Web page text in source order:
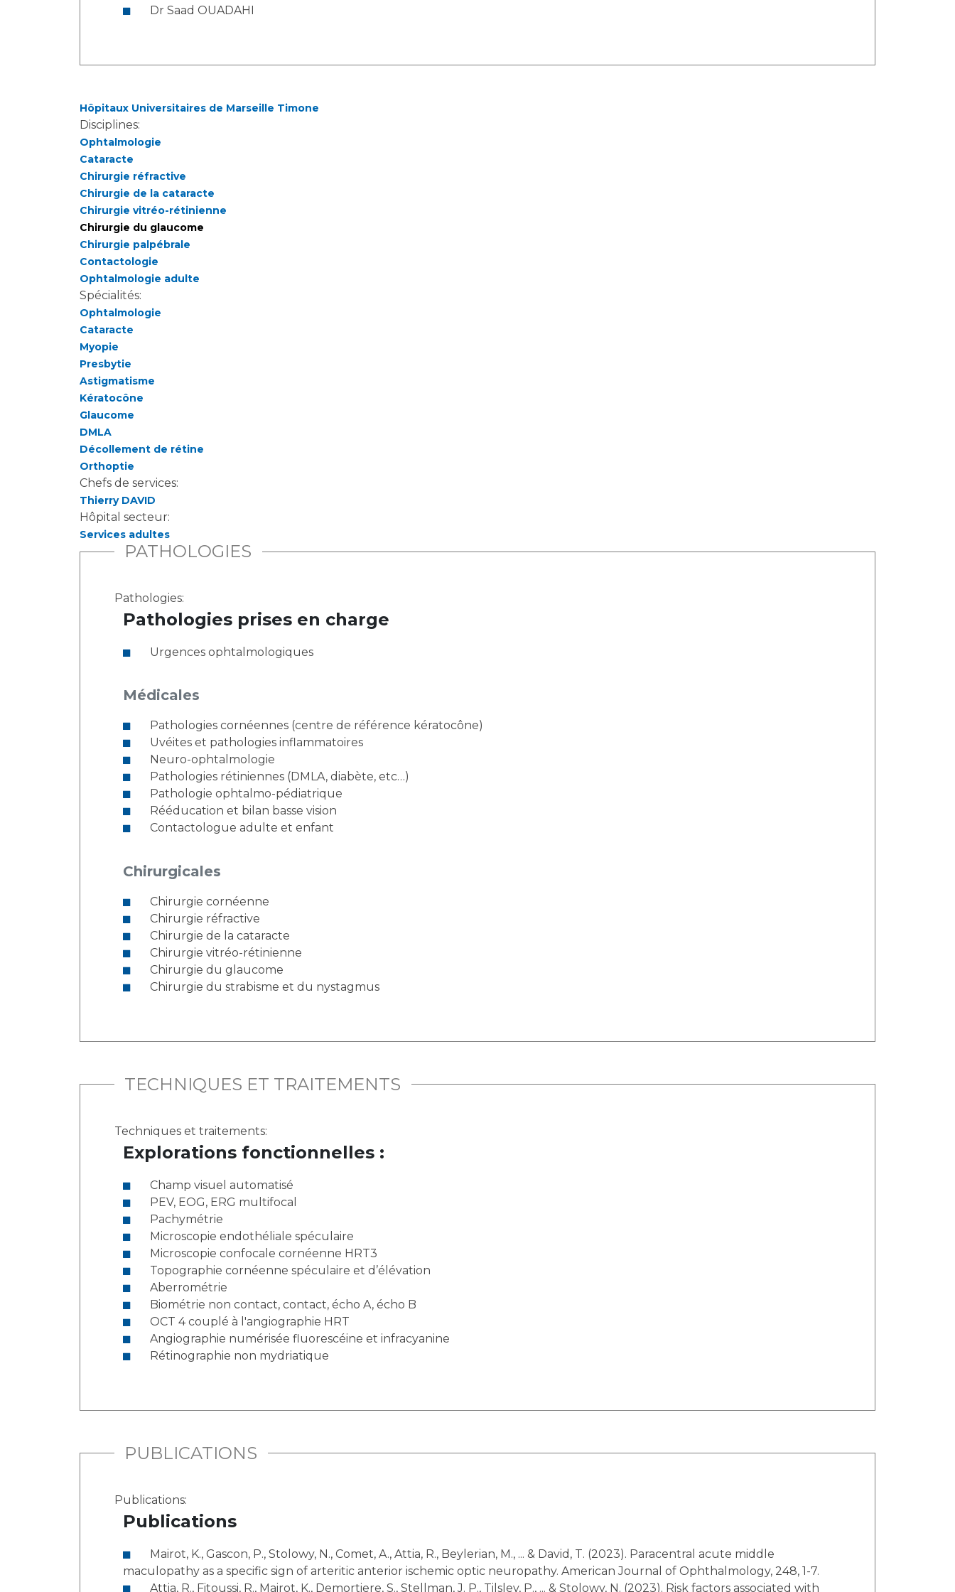
Dr Saad OUADAHI
Hôpitaux Universitaires de Marseille Timone
Disciplines:
Ophtalmologie
Cataracte
Chirurgie réfractive
Chirurgie de la cataracte
Chirurgie vitréo-rétinienne
Chirurgie du glaucome
Chirurgie palpébrale
Contactologie
Ophtalmologie adulte
Spécialités:
Ophtalmologie
Cataracte
Myopie
Presbytie
Astigmatisme
Kératocône
Glaucome
DMLA
Décollement de rétine
Orthoptie
Chefs de services:
Thierry DAVID
Hôpital secteur:
Services adultes
PATHOLOGIES
Pathologies:
Pathologies prises en charge
Urgences ophtalmologiques
Médicales
Pathologies cornéennes (centre de référence kératocône)
Uvéites et pathologies inflammatoires
Neuro-ophtalmologie
Pathologies rétiniennes (DMLA, diabète, etc…)
Pathologie ophtalmo-pédiatrique
Rééducation et bilan basse vision
Contactologue adulte et enfant
Chirurgicales
Chirurgie cornéenne
Chirurgie réfractive
Chirurgie de la cataracte
Chirurgie vitréo-rétinienne
Chirurgie du glaucome
Chirurgie du strabisme et du nystagmus
TECHNIQUES ET TRAITEMENTS
Techniques et traitements:
Explorations fonctionnelles :
Champ visuel automatisé
PEV, EOG, ERG multifocal
Pachymétrie
Microscopie endothéliale spéculaire
Microscopie confocale cornéenne HRT3
Topographie cornéenne spéculaire et d’élévation
Aberrométrie
Biométrie non contact, contact, écho A, écho B
OCT 4 couplé à l'angiographie HRT
Angiographie numérisée fluorescéine et infracyanine
Rétinographie non mydriatique
PUBLICATIONS
Publications:
Publications
maculopathy as a specific sign of arteritic anterior ischemic optic neuropathy. American Journal of Ophthalmology, 248, 1-7.